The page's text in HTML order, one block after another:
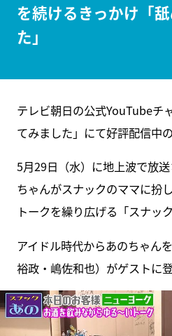
を続けるきっかけ「
た」
テレビ朝日の公式YouTubeチ
てみました」にて好評配信中
5月29日（水）に地上波で放
ちゃんがスナックのママに扮
トークを繰り広げる「スナッ
アイドル時代からあのちゃん
裕政・嶋佐和也）がゲストに登